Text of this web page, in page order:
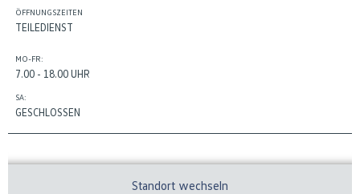
ÖFFNUNGSZEITEN
TEILEDIENST
MO-FR:
7.00 - 18.00 UHR
SA:
GESCHLOSSEN
Standort wechseln